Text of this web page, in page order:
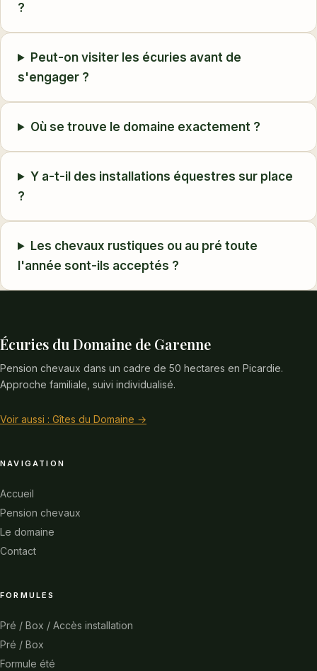
?
Peut-on visiter les écuries avant de
s'engager ?
Où se trouve le domaine exactement ?
Y a-t-il des installations équestres sur place
?
Les chevaux rustiques ou au pré toute
l'année sont-ils acceptés ?
Écuries du Domaine de Garenne
Pension chevaux dans un cadre de 50 hectares en Picardie.
Approche familiale, suivi individualisé.
Voir aussi : Gîtes du Domaine →
NAVIGATION
Accueil
Pension chevaux
Le domaine
Contact
FORMULES
Pré / Box / Accès installation
Pré / Box
Formule été